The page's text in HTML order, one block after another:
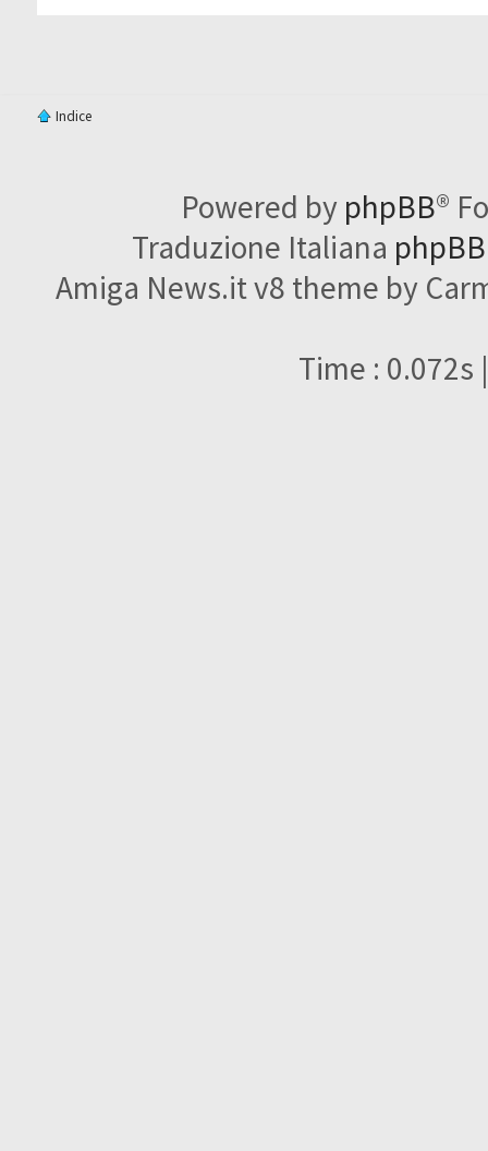
Indice
Powered by phpBB®
Traduzione Italiana
Amiga News.it v8 theme by
Time : 0.072s